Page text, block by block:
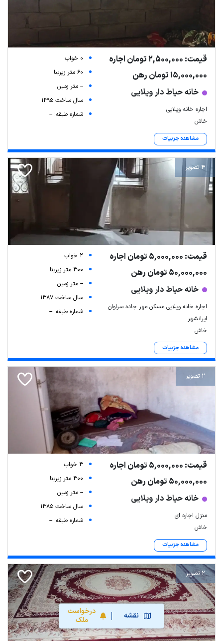
نقشه
درخواست
ملک
قیمت: 2,500,000 تومان اجاره
15,000,000 تومان رهن
خانه حیاط دار ویلایی
اجاره خانه ویلایی
خاش
مشاهده جزییات
0 خواب
60 متر زیربنا
-- متر زمین
سال ساخت 1395
شماره طبقه: --
4 تصویر
قیمت: 5,000,000 تومان اجاره
50,000,000 تومان رهن
خانه حیاط دار ویلایی
اجاره خانه ویلایی مسکن مهر جاده سراوان
ایرانشهر
خاش
مشاهده جزییات
2 خواب
300 متر زیربنا
-- متر زمین
سال ساخت 1387
شماره طبقه: --
2 تصویر
قیمت: 5,000,000 تومان اجاره
50,000,000 تومان رهن
خانه حیاط دار ویلایی
منزل اجاره ای
خاش
مشاهده جزییات
3 خواب
300 متر زیربنا
-- متر زمین
سال ساخت 1385
شماره طبقه: --
2 تصویر